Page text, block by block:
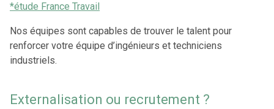
*étude France Travail
Nos équipes sont capables de trouver le talent pour
renforcer votre équipe d’ingénieurs et techniciens
industriels.
Externalisation ou recrutement ?